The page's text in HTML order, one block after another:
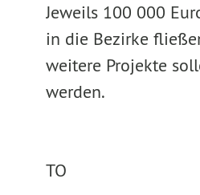
Jeweils 100 000
in die Bezirke
weitere Projekte
werden.
TO